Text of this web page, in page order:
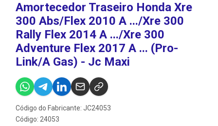
Amortecedor Traseiro Honda Xre
300 Abs/Flex 2010 A .../Xre 300
Rally Flex 2014 A .../Xre 300
Adventure Flex 2017 A ... (Pro-
Link/A Gas) - Jc Maxi
Código do Fabricante: JC24053
Código: 24053